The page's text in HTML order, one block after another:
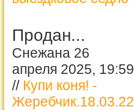
Продан...
Снежана 26
апреля 2025, 19:59
// Купи коня! -
Жеребчик.18.03.22